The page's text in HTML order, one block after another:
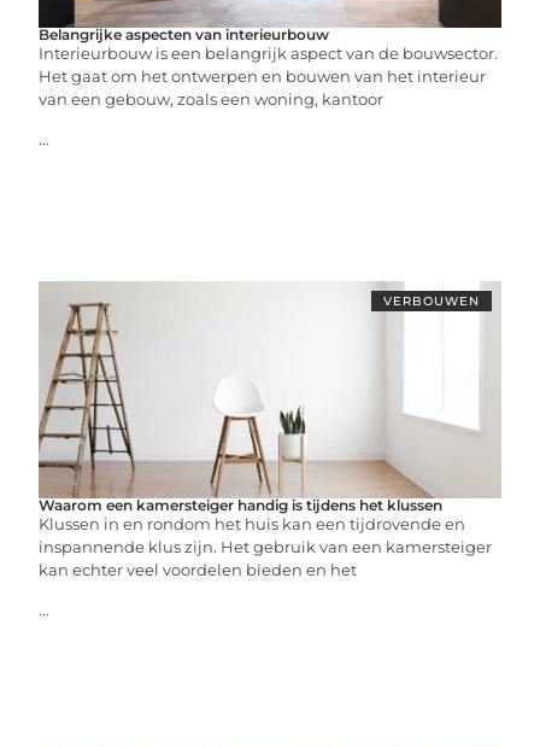
Belangrijke aspecten van interieurbouw
Interieurbouw is een belangrijk aspect van de bouwsector.
Het gaat om het ontwerpen en bouwen van het interieur
van een gebouw, zoals een woning, kantoor
...
VERBOUWEN
Waarom een kamersteiger handig is tijdens het klussen
Klussen in en rondom het huis kan een tijdrovende en
inspannende klus zijn. Het gebruik van een kamersteiger
kan echter veel voordelen bieden en het
...